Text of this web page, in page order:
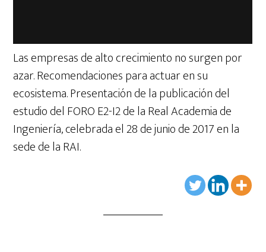
Las empresas de alto crecimiento no surgen por
azar. Recomendaciones para actuar en su
ecosistema. Presentación de la publicación del
estudio del FORO E2-I2 de la Real Academia de
Ingeniería, celebrada el 28 de junio de 2017 en la
sede de la RAI.